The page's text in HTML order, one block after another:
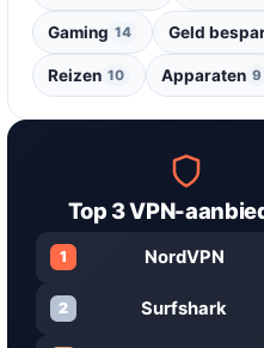
Gaming 14 Geld
Reizen 10 Apparaten 9
Top 3 VPN-
1 NordVPN
2 Surfshark